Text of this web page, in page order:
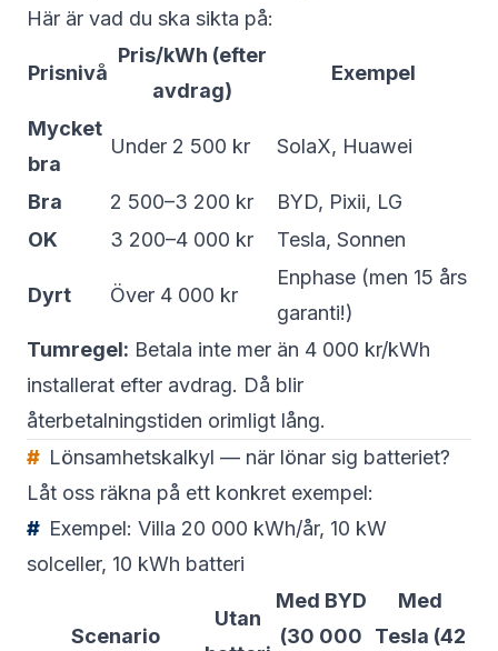
Här är vad du ska sikta på:
Prisnivå
Pris/kWh (efter
avdrag)
Exempel
Mycket
bra
Under 2 500 kr SolaX, Huawei
Bra 2 500–3 200 kr
BYD, Pixii, LG
OK
3 200–4 000 kr Tesla, Sonnen
Dyrt Över 4 000 kr
Enphase (men 15 års
garanti!)
Tumregel: Betala inte mer än 4 000 kr/kWh
installerat efter avdrag. Då blir
återbetalningstiden orimligt lång.
Lönsamhetskalkyl — när lönar sig batteriet?
Låt oss räkna på ett konkret exempel:
Exempel: Villa 20 000 kWh/år, 10 kW
solceller, 10 kWh batteri
Scenario
Utan
Med BYD
(30 000
Med
Tesla (42